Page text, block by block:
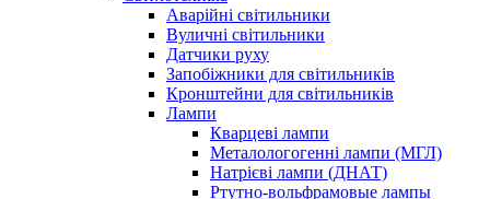
Аварійні світильники
Вуличні світильники
Датчики руху
Запобіжники для світильників
Кронштейни для світильників
Лампи
Кварцеві лампи
Металологогенні лампи (МГЛ)
Натрієві лампи (ДНАТ)
Ртутно-вольфрамовые лампы